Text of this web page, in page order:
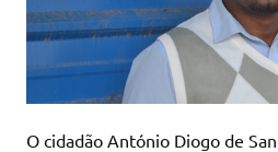
O cidadão António Diogo de